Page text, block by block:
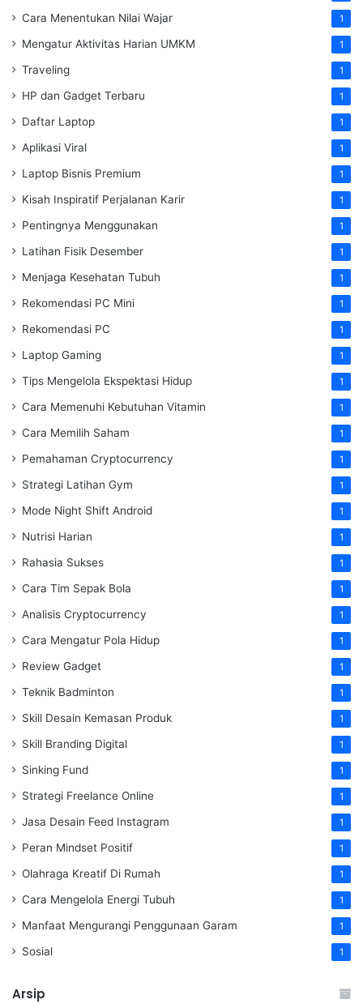
Cara Menentukan Nilai Wajar 1
Mengatur Aktivitas Harian UMKM 1
Traveling 1
HP dan Gadget Terbaru 1
Daftar Laptop 1
Aplikasi Viral 1
Laptop Bisnis Premium 1
Kisah Inspiratif Perjalanan Karir 1
Pentingnya Menggunakan 1
Latihan Fisik Desember 1
Menjaga Kesehatan Tubuh 1
Rekomendasi PC Mini 1
Rekomendasi PC 1
Laptop Gaming 1
Tips Mengelola Ekspektasi Hidup 1
Cara Memenuhi Kebutuhan Vitamin 1
Cara Memilih Saham 1
Pemahaman Cryptocurrency 1
Strategi Latihan Gym 1
Mode Night Shift Android 1
Nutrisi Harian 1
Rahasia Sukses 1
Cara Tim Sepak Bola 1
Analisis Cryptocurrency 1
Cara Mengatur Pola Hidup 1
Review Gadget 1
Teknik Badminton 1
Skill Desain Kemasan Produk 1
Skill Branding Digital 1
Sinking Fund 1
Strategi Freelance Online 1
Jasa Desain Feed Instagram 1
Peran Mindset Positif 1
Olahraga Kreatif Di Rumah 1
Cara Mengelola Energi Tubuh 1
Manfaat Mengurangi Penggunaan Garam 1
Sosial 1
Arsip